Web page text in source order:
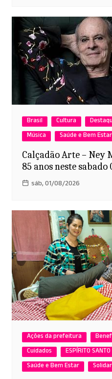
Brasil Cultura
Música
Saúde e Bem Estar
Calçadão Arte – Ney
85 anos neste sabado
sáb, 01/08/2026
Ações da prefeitura
Cuidados
ESPÍRITO SANTO
Saúde e Bem Estar